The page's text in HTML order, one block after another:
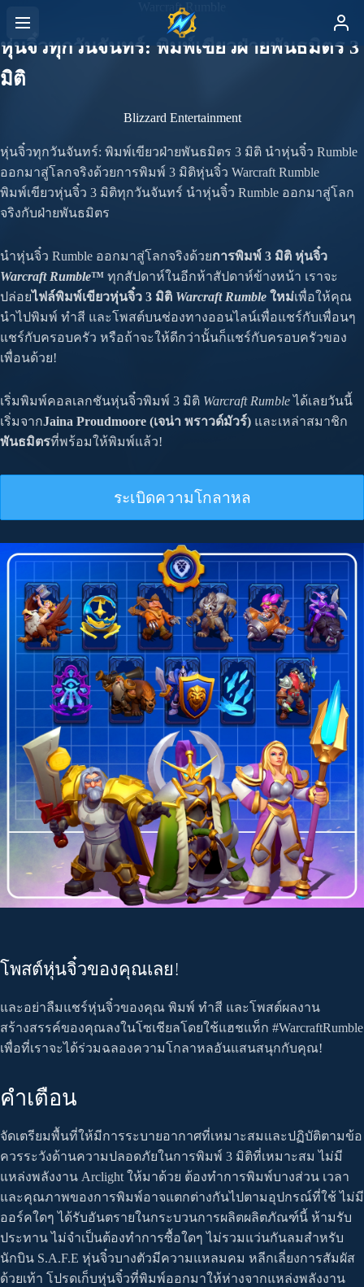
Warcraft Rumble
หุ่นจิ๋วทุกวันจันทร์: พิมพ์เขียวฝ่ายพันธมิตร 3
มิติ
Blizzard Entertainment
หุ่นจิ๋วทุกวันจันทร์: พิมพ์เขียวฝ่ายพันธมิตร 3 มิติ นำหุ่นจิ๋ว Rumble
ออกมาสู่โลกจริงด้วยการพิมพ์ 3 มิติหุ่นจิ๋ว Warcraft Rumble
พิมพ์เขียวหุ่นจิ๋ว 3 มิติทุกวันจันทร์ นำหุ่นจิ๋ว Rumble ออกมาสู่โลก
จริงกับฝ่ายพันธมิตร
นำหุ่นจิ๋ว Rumble ออกมาสู่โลกจริงด้วยการพิมพ์ 3 มิติ หุ่นจิ๋ว
Warcraft Rumble™ ทุกสัปดาห์ในอีกห้าสัปดาห์ข้างหน้า เราจะ
ปล่อยไฟล์พิมพ์เขียวหุ่นจิ๋ว 3 มิติ Warcraft Rumble ใหม่เพื่อให้คุณ
นำไปพิมพ์ ทำสี และโพสต์บนช่องทางออนไลน์เพื่อแชร์กับเพื่อนๆ
แชร์กับครอบครัว หรือถ้าจะให้ดีกว่านั้นก็แชร์กับครอบครัวของ
เพื่อนด้วย!
เริ่มพิมพ์คอลเลกชันหุ่นจิ๋วพิมพ์ 3 มิติ Warcraft Rumbleได้เลยวันนี้
เริ่มจากJaina Proudmoore (เจน่า พราวด์มัวร์) และเหล่าสมาชิก
พันธมิตรที่พร้อมให้พิมพ์แล้ว!
ระเบิดความโกลาหล
โพสต์หุ่นจิ๋วของคุณเลย!
และอย่าลืมแชร์หุ่นจิ๋วของคุณ พิมพ์ ทำสี และโพสต์ผลงาน
สร้างสรรค์ของคุณลงในโซเชียลโดยใช้แฮชแท็ก #WarcraftRumble
เพื่อที่เราจะได้ร่วมฉลองความโกลาหลอันแสนสนุกกับคุณ!
คำเตือน
จัดเตรียมพื้นที่ให้มีการระบายอากาศที่เหมาะสมและปฏิบัติตามข้อ
ควรระวังด้านความปลอดภัยในการพิมพ์ 3 มิติที่เหมาะสม ไม่มี
แหล่งพลังงาน Arclight ให้มาด้วย ต้องทำการพิมพ์บางส่วน เวลา
และคุณภาพของการพิมพ์อาจแตกต่างกันไปตามอุปกรณ์ที่ใช้ ไม่มี
ออร์คใดๆ ได้รับอันตรายในกระบวนการผลิตผลิตภัณฑ์นี้ ห้ามรับ
ประทาน ไม่จำเป็นต้องทำการซื้อใดๆ ไม่รวมแว่นกันลมสำหรับ
นักบิน S.A.F.E หุ่นจิ๋วบางตัวมีความแหลมคม หลีกเลี่ยงการสัมผัส
ด้วยเท้า โปรดเก็บหุ่นจิ๋วที่พิมพ์ออกมาให้ห่างจากแหล่งพลังงาน